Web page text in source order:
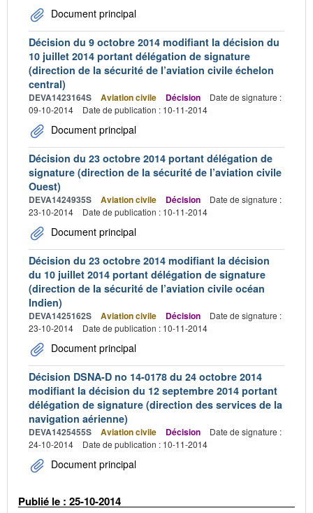
Document principal
Décision du 9 octobre 2014 modifiant la décision du
10 juillet 2014 portant délégation de signature
(direction de la sécurité de l’aviation civile échelon
central)
DEVA1423164S Aviation civile Décision
Date de signature :
09-10-2014
Date de publication : 10-11-2014
Document principal
Décision du 23 octobre 2014 portant délégation de
signature (direction de la sécurité de l’aviation civile
Ouest)
DEVA1424935S Aviation civile Décision
Date de signature :
23-10-2014
Date de publication : 10-11-2014
Document principal
Décision du 23 octobre 2014 modifiant la décision
du 10 juillet 2014 portant délégation de signature
(direction de la sécurité de l’aviation civile océan
Indien)
DEVA1425162S Aviation civile Décision
Date de signature :
23-10-2014
Date de publication : 10-11-2014
Document principal
Décision DSNA-D no 14-0178 du 24 octobre 2014
modifiant la décision du 12 septembre 2014 portant
délégation de signature (direction des services de la
navigation aérienne)
DEVA1425455S Aviation civile Décision
Date de signature :
24-10-2014
Date de publication : 10-11-2014
Document principal
Publié le : 25-10-2014